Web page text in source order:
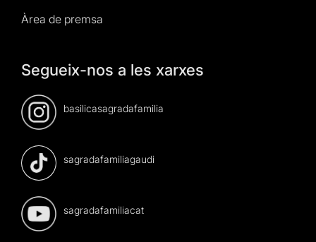
Àrea de premsa
Segueix-nos a les xarxes
basilicasagradafamilia
sagradafamiliagaudi
sagradafamiliacat